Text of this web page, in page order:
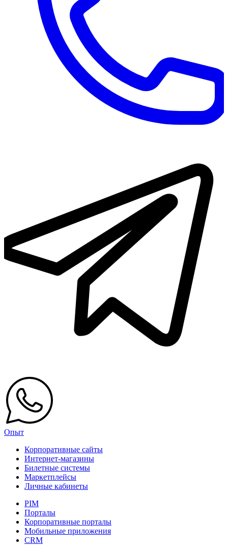
Опыт
Корпоративные сайты
Интернет-магазины
Билетные системы
Маркетплейсы
Личные кабинеты
PIM
Порталы
Корпоративные порталы
Мобильные приложения
CRM